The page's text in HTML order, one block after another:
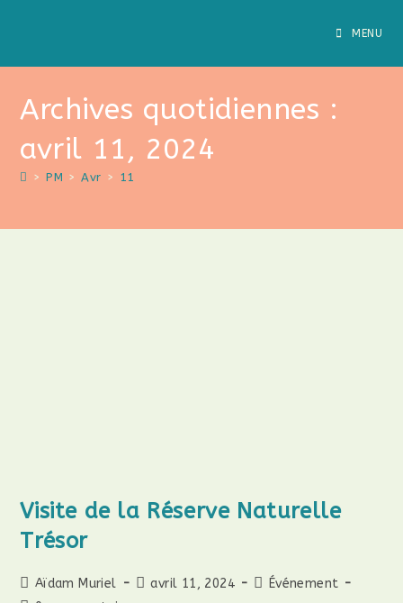
MENU
Archives quotidiennes :
avril 11, 2024
> PM > Avr > 11
Visite de la Réserve Naturelle
Trésor
Aïdam Muriel avril 11, 2024
Événement